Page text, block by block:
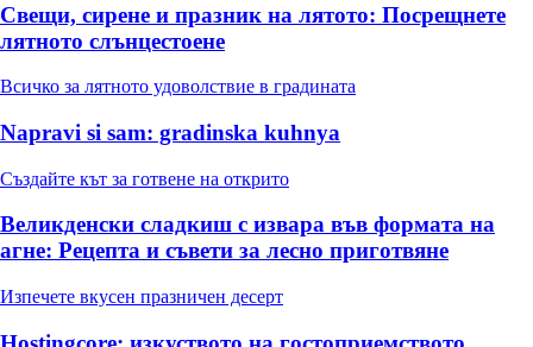
Свещи, сирене и празник на лятото: Посрещнете
лятното слънцестоене
Всичко за лятното удоволствие в градината
Napravi si sam: gradinska kuhnya
Създайте кът за готвене на открито
Великденски сладкиш с извара във формата на
агне: Рецепта и съвети за лесно приготвяне
Изпечете вкусен празничен десерт